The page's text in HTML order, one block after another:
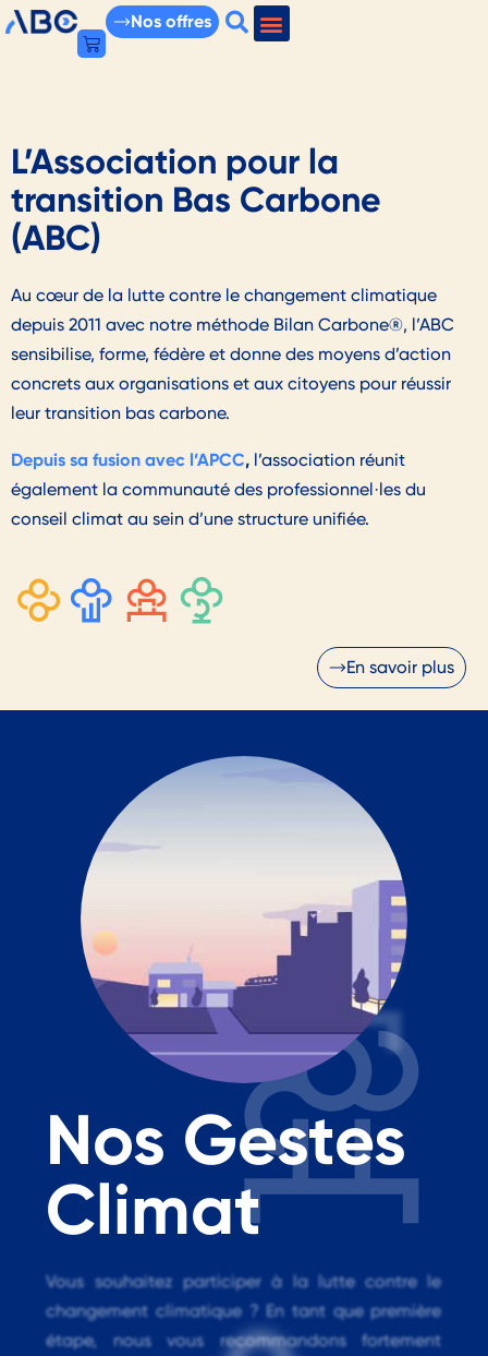
Nos offres
L’Association pour la
transition Bas Carbone
(ABC)
Au cœur de la lutte contre le changement climatique
depuis 2011 avec notre méthode Bilan Carbone®, l’ABC
sensibilise, forme, fédère et donne des moyens d’action
concrets aux organisations et aux citoyens pour réussir
leur transition bas carbone.
Depuis sa fusion avec l’APCC, l’association réunit
également la communauté des professionnel·les du
conseil climat au sein d’une structure unifiée.
En savoir plus
Nos Gestes
Climat
Vous souhaitez participer à la lutte contre le
changement climatique ? En tant que première
étape, nous vous recommandons fortement